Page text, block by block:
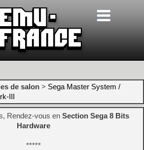
de salon > Sega Master System /
III
Rendez-vous en Section Sega 8 Bits
Hardware
*****